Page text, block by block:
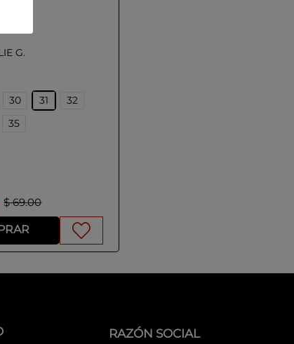
G.
30 31
32
35
$ 69.00
RAZÓN SOCIAL